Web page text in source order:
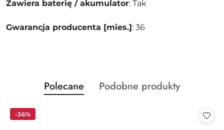
Zawiera baterię / akumulator: Tak
Gwarancja producenta [mies.]: 36
Pomiń karuzelę produktów
Produkty
o
Polecane
Produkty
Podobne produkty
-36%